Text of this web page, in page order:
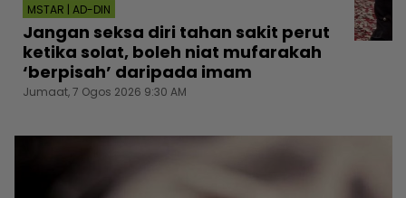
MSTAR | AD-DIN
Jangan seksa diri tahan sakit perut
ketika solat, boleh niat mufarakah
‘berpisah’ daripada imam
Jumaat, 7 Ogos 2026 9:30 AM